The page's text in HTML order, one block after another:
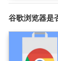
谷歌浏览器是